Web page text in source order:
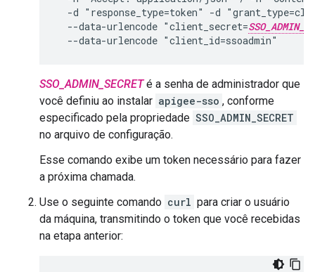
-d "response_type=token" -d
  --data-urlencode "client_secret=
  --data-urlencode "client_id=ssoadmin"
SSO_ADMIN_SECRETé a senha de administrador que
você definiu ao instalar apigee-sso , conforme
especificado pela propriedade SSO_ADMIN_SECRET
no arquivo de configuração.
Esse comando exibe um token necessário para fazer
a próxima chamada.
Use o seguinte comando curl para criar o usuário
da máquina, transmitindo o token que você recebidas
na etapa anterior: